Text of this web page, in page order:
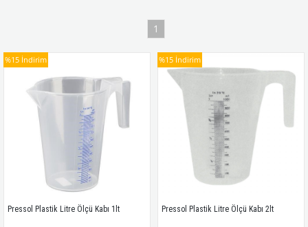
1
Pressol Plastik Litre Ölçü Kabı 1lt
%15 İndirim
Pressol Plastik Litre Ölçü Kabı 2lt
%15 İndirim